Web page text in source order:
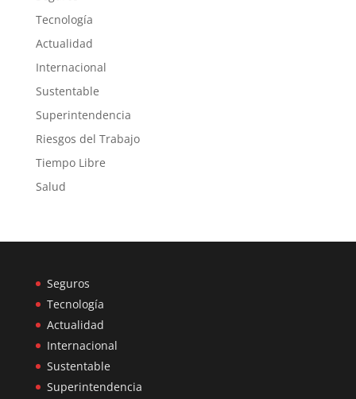
Tecnología
Actualidad
Internacional
Sustentable
Superintendencia
Riesgos del Trabajo
Tiempo Libre
Salud
Seguros
Tecnología
Actualidad
Internacional
Sustentable
Superintendencia